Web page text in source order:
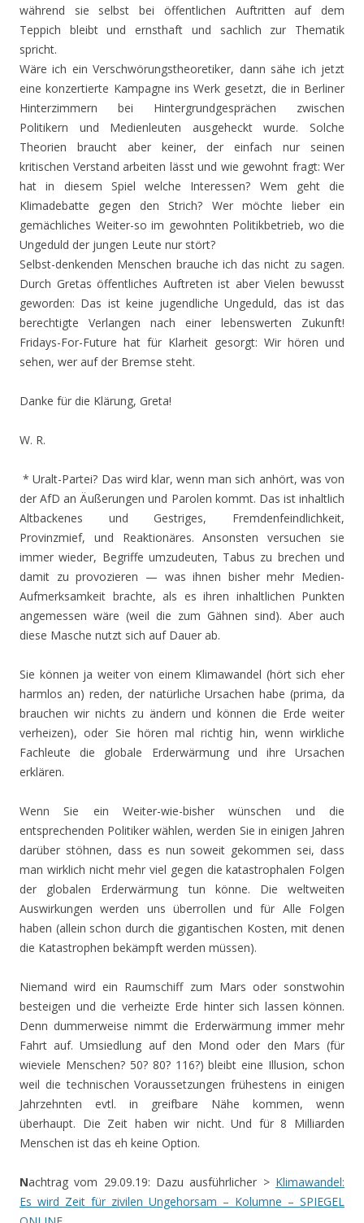
während sie selbst bei öffentlichen Auftritten auf dem
Teppich bleibt und ernsthaft und sachlich zur Thematik
spricht.
Wäre ich ein Verschwörungstheoretiker, dann sähe ich jetzt
eine konzertierte Kampagne ins Werk gesetzt, die in Berliner
Hinterzimmern bei Hintergrundgesprächen zwischen
Politikern und Medienleuten ausgeheckt wurde. Solche
Theorien braucht aber keiner, der einfach nur seinen
kritischen Verstand arbeiten lässt und wie gewohnt fragt: Wer
hat in diesem Spiel welche Interessen? Wem geht die
Klimadebatte gegen den Strich? Wer möchte lieber ein
gemächliches Weiter-so im gewohnten Politikbetrieb, wo die
Ungeduld der jungen Leute nur stört?
Selbst-denkenden Menschen brauche ich das nicht zu sagen.
Durch Gretas öffentliches Auftreten ist aber Vielen bewusst
geworden: Das ist keine jugendliche Ungeduld, das ist das
berechtigte Verlangen nach einer lebenswerten Zukunft!
Fridays-For-Future hat für Klarheit gesorgt: Wir hören und
sehen, wer auf der Bremse steht.
Danke für die Klärung, Greta!
W. R.
* Uralt-Partei? Das wird klar, wenn man sich anhört, was von
der AfD an Äußerungen und Parolen kommt. Das ist inhaltlich
Altbackenes und Gestriges, Fremdenfeindlichkeit,
Provinzmief, und Reaktionäres. Ansonsten versuchen sie
immer wieder, Begriffe umzudeuten, Tabus zu brechen und
damit zu provozieren — was ihnen bisher mehr Medien-
Aufmerksamkeit brachte, als es ihren inhaltlichen Punkten
angemessen wäre (weil die zum Gähnen sind). Aber auch
diese Masche nutzt sich auf Dauer ab.
Sie können ja weiter von einem Klimawandel (hört sich eher
harmlos an) reden, der natürliche Ursachen habe (prima, da
brauchen wir nichts zu ändern und können die Erde weiter
verheizen), oder Sie hören mal richtig hin, wenn wirkliche
Fachleute die globale Erderwärmung und ihre Ursachen
erklären.
Wenn Sie ein Weiter-wie-bisher wünschen und die
entsprechenden Politiker wählen, werden Sie in einigen Jahren
darüber stöhnen, dass es nun soweit gekommen sei, dass
man wirklich nicht mehr viel gegen die katastrophalen Folgen
der globalen Erderwärmung tun könne. Die weltweiten
Auswirkungen werden uns überrollen und für Alle Folgen
haben (allein schon durch die gigantischen Kosten, mit denen
die Katastrophen bekämpft werden müssen).
Niemand wird ein Raumschiff zum Mars oder sonstwohin
besteigen und die verheizte Erde hinter sich lassen können.
Denn dummerweise nimmt die Erderwärmung immer mehr
Fahrt auf. Umsiedlung auf den Mond oder den Mars (für
wieviele Menschen? 50? 80? 116?) bleibt eine Illusion, schon
weil die technischen Voraussetzungen frühestens in einigen
Jahrzehnten evtl. in greifbare Nähe kommen, wenn
überhaupt. Die Zeit haben wir nicht. Und für 8 Milliarden
Menschen ist das eh keine Option.
Nachtrag vom 29.09.19: Dazu ausführlicher > Klimawandel:
Es wird Zeit für zivilen Ungehorsam – Kolumne – SPIEGEL